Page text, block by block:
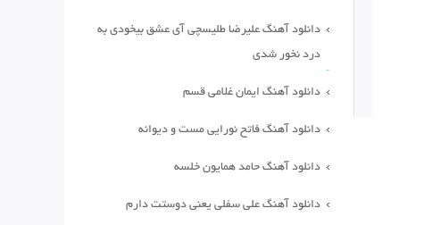
دانلود آهنگ علیرضا طلیسچی آی عشق بیخودی به
درد نخور شدی
دانلود آهنگ ایمان غلامی قسم
دانلود آهنگ فاتح نورایی مست و دیوانه
دانلود آهنگ حامد همایون خلسه
دانلود آهنگ علی سفلی یعنی دوستت دارم